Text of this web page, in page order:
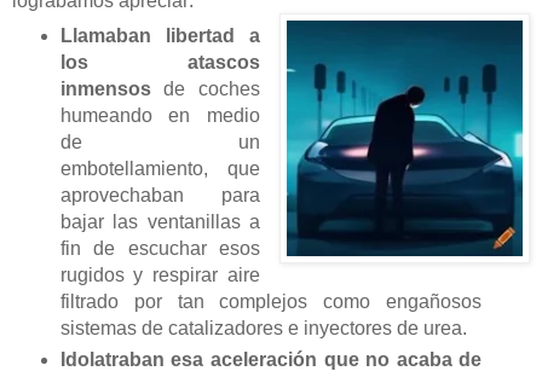
Llamaban libertad a
los atascos
inmensosde coches
humeando en medio
de un
embotellamiento, que
aprovechaban para
bajar las ventanillas a
fin de escuchar esos
rugidos y respirar aire
filtrado por tan complejos como engañosos
sistemas de catalizadores e inyectores de urea.
Idolatraban esa aceleración que no acaba de